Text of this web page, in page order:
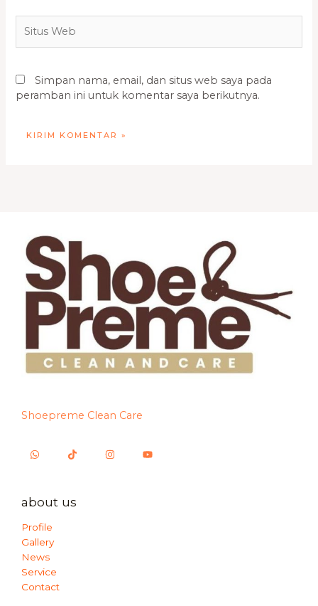
Web
Simpan nama, email, dan situs web saya pada
peramban ini untuk komentar saya berikutnya.
Shoepreme Clean Care
about us
Profile
Gallery
News
Service
Contact